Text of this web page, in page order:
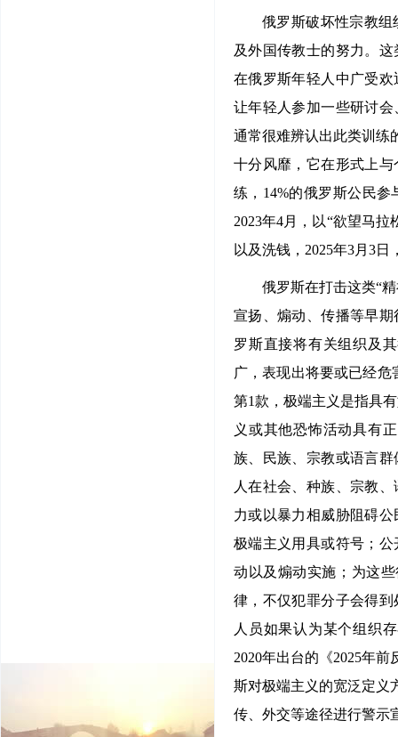
俄罗斯破坏性宗教
及外国传教士的努力。
在俄罗斯年轻人中广受
让年轻人参加一些研讨
通常很难辨认出此类训练
十分风靡，它在形式上
练，14%的俄罗斯公民
2023年4月，以“欲望马
以及洗钱，2025年3月3
俄罗斯在打击这类“
宣扬、煽动、传播等早
罗斯直接将有关组织及
广，表现出将要或已经
第1款，极端主义是指具
义或其他恐怖活动具有
族、民族、宗教或语言
人在社会、种族、宗教
力或以暴力相威胁阻碍
极端主义用具或符号；
动以及煽动实施；为这
律，不仅犯罪分子会得
人员如果认为某个组织
2020年出台的《2025年
斯对极端主义的宽泛定义
传、外交等途径进行警示